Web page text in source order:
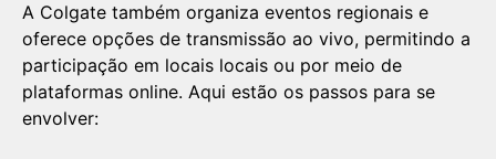
A Colgate também organiza eventos regionais e
oferece opções de transmissão ao vivo, permitindo a
participação em locais locais ou por meio de
plataformas online. Aqui estão os passos para se
envolver: